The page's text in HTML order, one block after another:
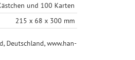
und 100 Karten
215 x 68 x 300 mm
Deutschland, www.han-